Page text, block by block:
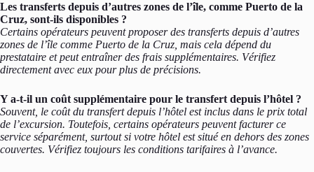
Les transferts depuis d’autres zones de l’île, comme Puerto de la
Cruz, sont-ils disponibles ?
Certains opérateurs peuvent proposer des transferts depuis d’autres
zones de l’île comme Puerto de la Cruz, mais cela dépend du
prestataire et peut entraîner des frais supplémentaires. Vérifiez
directement avec eux pour plus de précisions.
Y a-t-il un coût supplémentaire pour le transfert depuis l’hôtel ?
Souvent, le coût du transfert depuis l’hôtel est inclus dans le prix total
de l’excursion. Toutefois, certains opérateurs peuvent facturer ce
service séparément, surtout si votre hôtel est situé en dehors des zones
couvertes. Vérifiez toujours les conditions tarifaires à l’avance.